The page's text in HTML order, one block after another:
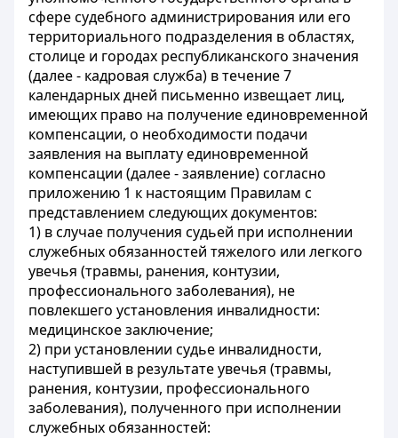
сфере судебного администрирования или его
территориального подразделения в областях,
столице и городах республиканского значения
(далее - кадровая служба) в течение 7
календарных дней письменно извещает лиц,
имеющих право на получение единовременной
компенсации, о необходимости подачи
заявления на выплату единовременной
компенсации (далее - заявление) согласно
приложению 1 к настоящим Правилам с
представлением следующих документов:
1) в случае получения судьей при исполнении
служебных обязанностей тяжелого или легкого
увечья (травмы, ранения, контузии,
профессионального заболевания), не
повлекшего установления инвалидности:
медицинское заключение;
2) при установлении судье инвалидности,
наступившей в результате увечья (травмы,
ранения, контузии, профессионального
заболевания), полученного при исполнении
служебных обязанностей: